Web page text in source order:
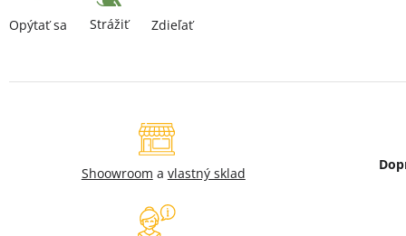
Opýtať sa Strážiť Zdieľať
Shoowroom a vlastný sklad